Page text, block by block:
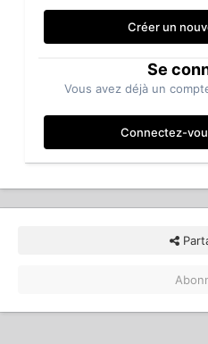
Créer un
Se
Vous avez déjà un
Connectez-